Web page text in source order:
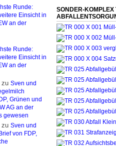
Runde:
Einsicht in
an der
Runde:
Einsicht in
an der
zu Sven und
Grünen und
AG an der
gewesen
zu Sven und
von FDP,
SONDER-KOMPLEX